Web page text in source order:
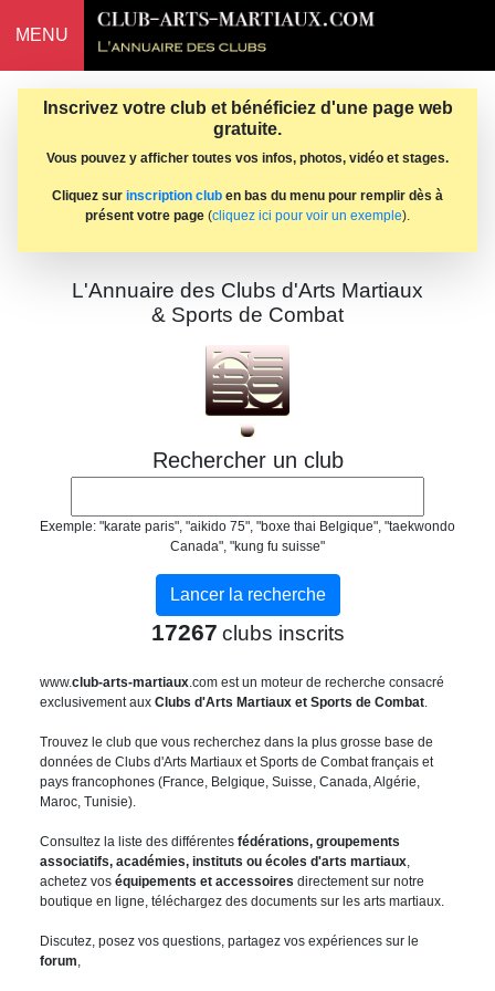
MENU
Inscrivez votre club et bénéficiez d'une page web
gratuite.
Vous pouvez y afficher toutes vos infos, photos, vidéo et stages.
Cliquez sur inscription club en bas du menu pour remplir dès à
présent votre page (cliquez ici pour voir un exemple).
L'Annuaire des Clubs d'Arts Martiaux
& Sports de Combat
Rechercher un club
Exemple: "karate paris", "aikido 75", "boxe thai Belgique", "taekwondo
Canada", "kung fu suisse"
17267 clubs inscrits
www.club-arts-martiaux.com est un moteur de recherche consacré
exclusivement aux Clubs d'Arts Martiaux et Sports de Combat.
Trouvez le club que vous recherchez dans la plus grosse base de
données de Clubs d'Arts Martiaux et Sports de Combat français et
pays francophones (France, Belgique, Suisse, Canada, Algérie,
Maroc, Tunisie).
Consultez la liste des différentes fédérations, groupements
associatifs, académies, instituts ou écoles d'arts martiaux,
achetez vos équipements et accessoires directement sur notre
boutique en ligne, téléchargez des documents sur les arts martiaux.
Discutez, posez vos questions, partagez vos expériences sur le
forum,